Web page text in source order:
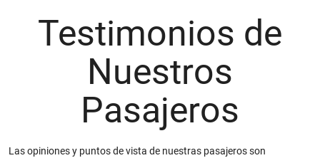
Testimonios de
Nuestros
Pasajeros
Las opiniones y puntos de vista de nuestras pasajeros son